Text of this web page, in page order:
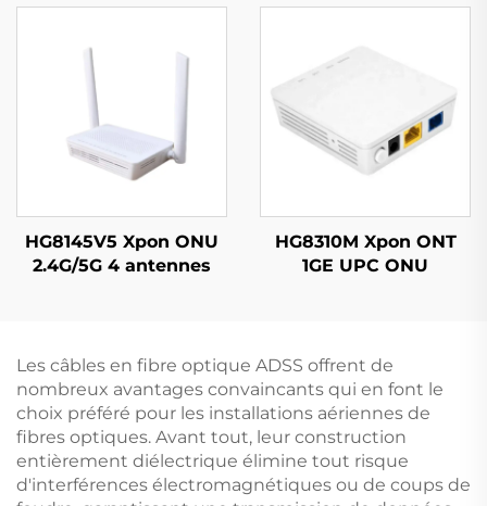
HG8145V5 Xpon ONU
2.4G/5G 4 antennes
HG8310M Xpon ONT
1GE UPC ONU
Les câbles en fibre optique ADSS offrent de
nombreux avantages convaincants qui en font le
choix préféré pour les installations aériennes de
fibres optiques. Avant tout, leur construction
entièrement diélectrique élimine tout risque
d'interférences électromagnétiques ou de coups de